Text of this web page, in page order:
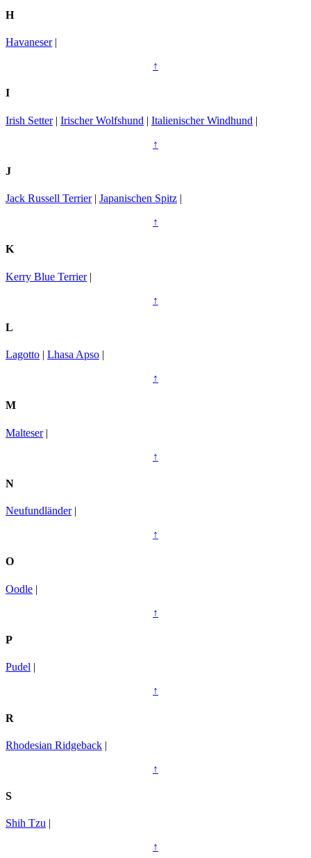
H
Havaneser|
↑
I
Irish Setter| Irischer Wolfshund | Italienischer Windhund |
↑
J
Jack Russell Terrier| Japanischen Spitz |
↑
K
Kerry Blue Terrier|
↑
L
Lagotto | Lhasa Apso |
↑
M
Malteser|
↑
N
Neufundländer|
↑
O
Oodle |
↑
P
Pudel |
↑
R
Rhodesian Ridgeback |
↑
S
Shih Tzu |
↑